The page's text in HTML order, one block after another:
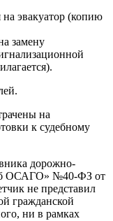
эвакуатор (копию
замену
на
к судебному
дорожно-
ОСАГО» №40-ФЗ от
не представил
гражданской
ни в рамках